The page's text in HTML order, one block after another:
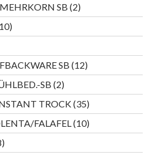
SB 22
Produkte
1010
Produkte
SB 1212
Produkte
SB 22
Produkte
TROCK 3535
Produkte
FALAFEL 1010
Produkte
108